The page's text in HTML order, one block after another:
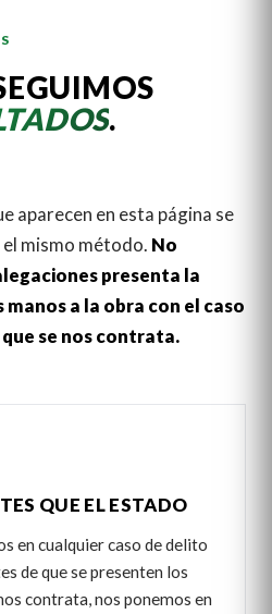
.
aparecen en esta página se
mismo método. No
presenta la
a la obra con el caso
se nos contrata.
QUE EL ESTADO
en cualquier caso de delito
de que se presenten los
contrata, nos ponemos en